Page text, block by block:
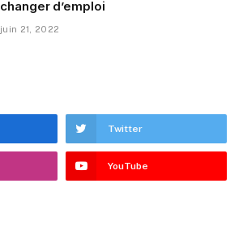
changer d’emploi
juin 21, 2022
Twitter
YouTube